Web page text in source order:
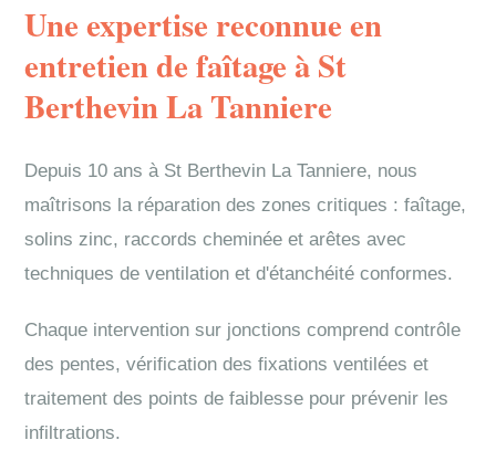
Une expertise reconnue en
entretien de faîtage à St
Berthevin La Tanniere
Depuis 10 ans à St Berthevin La Tanniere, nous
maîtrisons la réparation des zones critiques : faîtage,
solins zinc, raccords cheminée et arêtes avec
techniques de ventilation et d'étanchéité conformes.
Chaque intervention sur jonctions comprend contrôle
des pentes, vérification des fixations ventilées et
traitement des points de faiblesse pour prévenir les
infiltrations.